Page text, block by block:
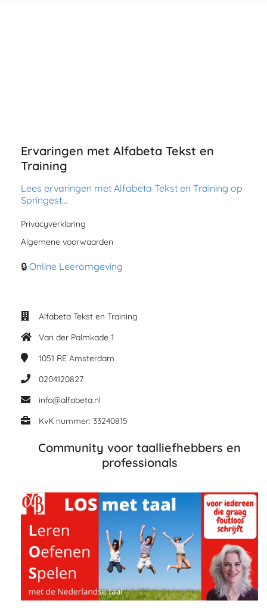
Ervaringen met Alfabeta Tekst en
Training
Lees ervaringen met Alfabeta Tekst en Training op
Springest…
Privacyverklaring
Algemene voorwaarden
🔒 Online Leeromgeving
Alfabeta Tekst en Training
Van der Palmkade 1
1051 RE Amsterdam
0204120827
info@alfabeta.nl
KvK nummer: 33240815
Community voor taalliefhebbers en
professionals